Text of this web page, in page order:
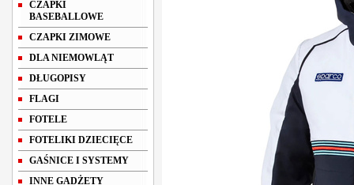
CZAPKI
BASEBALLOWE
CZAPKI ZIMOWE
DLA NIEMOWLĄT
DŁUGOPISY
FLAGI
FOTELE
FOTELIKI DZIECIĘCE
GAŚNICE I SYSTEMY
INNE GADŻETY